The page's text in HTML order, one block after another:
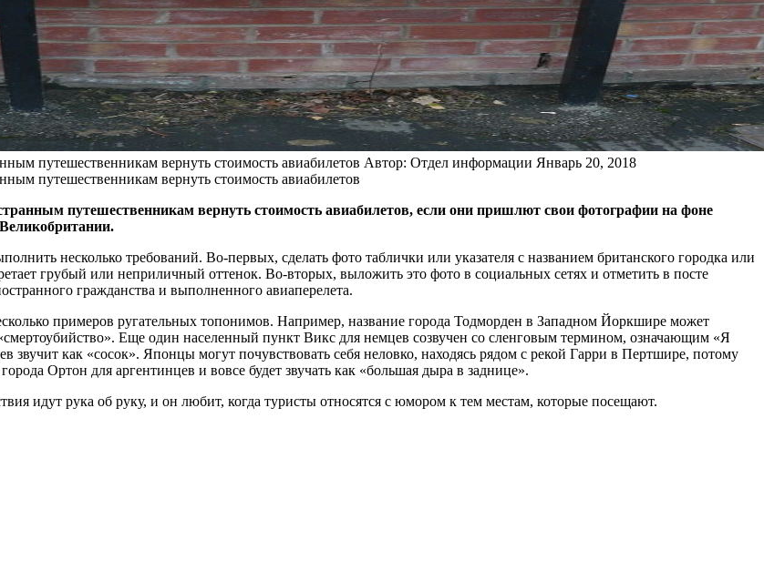
путешественникам вернуть стоимость авиабилетов Автор: Отдел информации Январь 20, 2018
путешественникам вернуть стоимость авиабилетов
путешественникам вернуть стоимость авиабилетов, если они пришлют свои фотографии на фоне
несколько требований. Во-первых, сделать фото таблички или указателя с названием британского городка или
грубый или неприличный оттенок. Во-вторых, выложить это фото в социальных сетях и отметить в посте
гражданства и выполненного авиаперелета.
примеров ругательных топонимов. Например, название города Тодморден в Западном Йоркшире может
Еще один населенный пункт Викс для немцев созвучен со сленговым термином, означающим «Я
звучит как «сосок». Японцы могут почувствовать себя неловко, находясь рядом с рекой Гарри в Пертшире, потому
Ортон для аргентинцев и вовсе будет звучать как «большая дыра в заднице».
идут рука об руку, и он любит, когда туристы относятся с юмором к тем местам, которые посещают.